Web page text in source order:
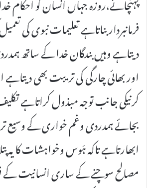
فرمانبردار بناتاہے تعلیمات نبوی کی
دیتاہے وہیں بندگان خدا کے ساتھ
اور بھائی چارگی کی تریبت بھی
کرنیکی جانب توجہ مبذول کراتاہے
بجائے ہمدردی وغم خواری کے وسیع
ابھارتاہے تاکہ ہَوس وخواہشات کا یہ
مصالح سوچنے کے ساری انسانیت کے